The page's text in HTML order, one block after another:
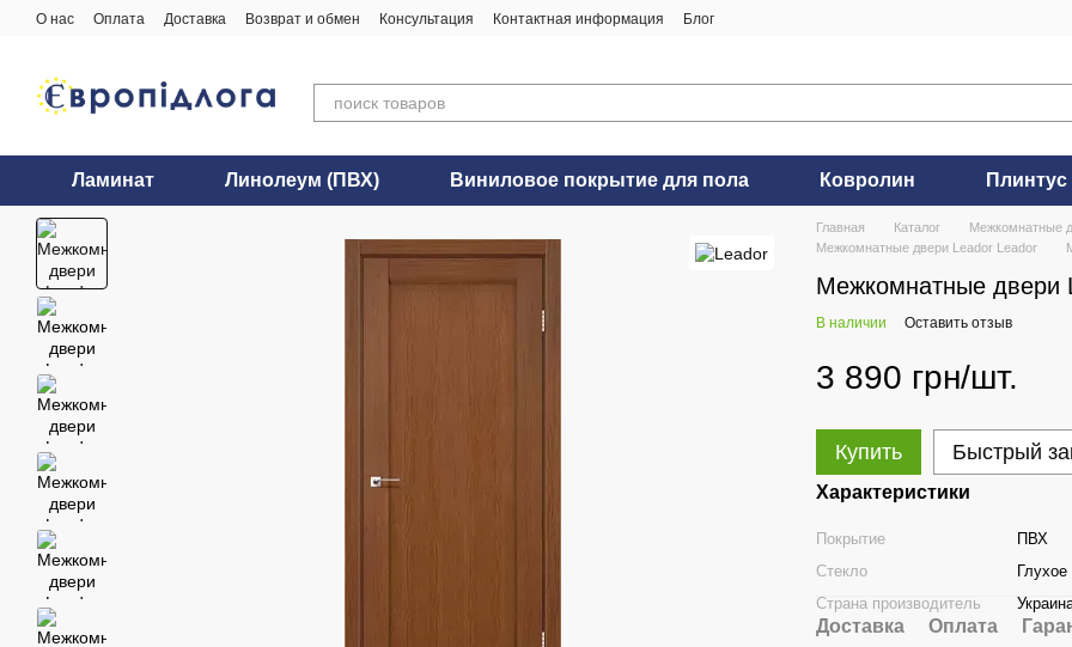
Перейти к основному контенту
О нас Оплата Доставка Возврат и обмен Консультация Контактная информация Блог
Ламинат Линолеум (ПВХ) Виниловое покрытие для пола Ковролин Плинтус
Главная Каталог Межкомнатные
Межкомнатные двери Leador Leador
Межкомнатные двери
В наличии Оставить отзыв
3 890 грн/шт.
Купить Быстрый
Характеристики
Покрытие
ПВХ
Стекло
Глухое
Страна производитель
Доставка Оплата